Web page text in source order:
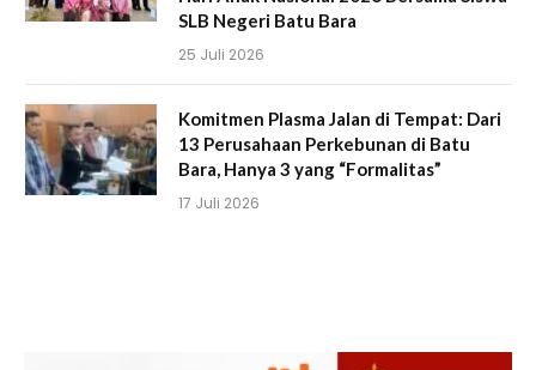
SLB Negeri Batu Bara
25 Juli 2026
Komitmen Plasma Jalan di Tempat: Dari
13 Perusahaan Perkebunan di Batu
Bara, Hanya 3 yang “Formalitas”
17 Juli 2026